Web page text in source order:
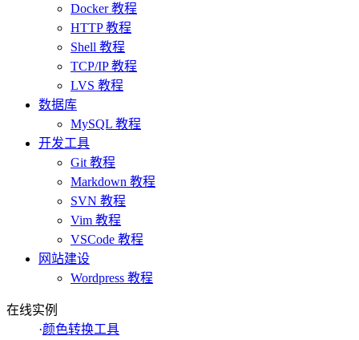
Docker 教程
HTTP 教程
Shell 教程
TCP/IP 教程
LVS 教程
数据库
MySQL 教程
开发工具
Git 教程
Markdown 教程
SVN 教程
Vim 教程
VSCode 教程
网站建设
Wordpress 教程
在线实例
·颜色转换工具